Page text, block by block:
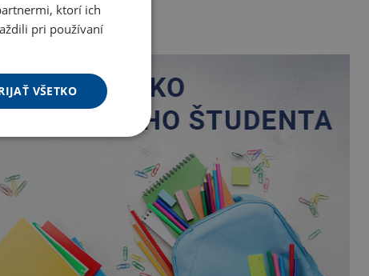
ktorí ich
pri používaní
VŠETKO